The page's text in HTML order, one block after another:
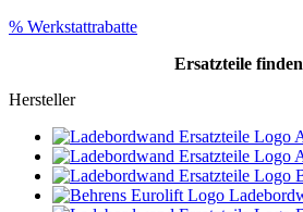
% Werkstattrabatte
Ersatzteilefinden
Hersteller